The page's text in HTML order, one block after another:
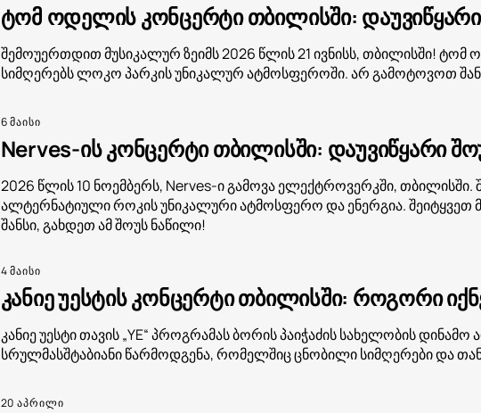
ტომ ოდელის კონცერტი თბილისში:
შემოუერთდით მუსიკალურ ზეიმს 2026 წლის 21 ივნისს, თბილისში! ტომ
სიმღერებს ლოკო პარკის უნიკალურ ატმოსფეროში. არ გამოტოვოთ
6 მაისი
Nerves-ის კონცერტი თბილისში: დაუვიწყარი
2026 წლის 10 ნოემბერს, Nerves-ი გამოვა ელექტროვერკში,
ალტერნატიული როკის უნიკალური ატმოსფერო და ენერგია. შეიტყვეთ
შანსი, გახდეთ ამ შოუს ნაწილი!
4 მაისი
კანიე უესტის კონცერტი თბილისში: როგორი
კანიე უესტი თავის „YE“ პროგრამას ბორის პაიჭაძის სახელობის
სრულმასშტაბიანი წარმოდგენა, რომელშიც ცნობილი სიმღერები და
20 აპრილი